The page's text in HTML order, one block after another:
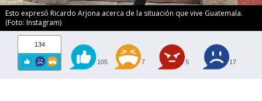
Esto expresó Ricardo Arjona acerca de la situación que vive Guatemala.
(Foto: Instagram)
134
105 7 5 17